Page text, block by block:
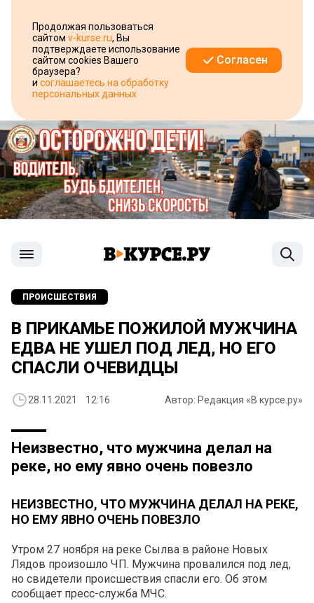
Продолжая пользоваться
сайтом v-kurse.ru, Вы
подтверждаете использование
сайтом cookies Вашего
браузера?
и соглашаетесь на обработку
персональных данных
Согласен
ПРОИСШЕСТВИЯ
В ПРИКАМЬЕ ПОЖИЛОЙ МУЖЧИНА
ЕДВА НЕ УШЕЛ ПОД ЛЕД, НО ЕГО
СПАСЛИ ОЧЕВИДЦЫ
28.11.2021 12:16 Автор: Редакция «В курсе.ру»
Неизвестно, что мужчина делал на
реке, но ему явно очень повезло
НЕИЗВЕСТНО, ЧТО МУЖЧИНА ДЕЛАЛ НА РЕКЕ,
НО ЕМУ ЯВНО ОЧЕНЬ ПОВЕЗЛО
Утром 27 ноября на реке Сылва в районе Новых
Лядов произошло ЧП. Мужчина провалился под лед,
но свидетели происшествия спасли его. Об этом
сообщает пресс-служба МЧС.